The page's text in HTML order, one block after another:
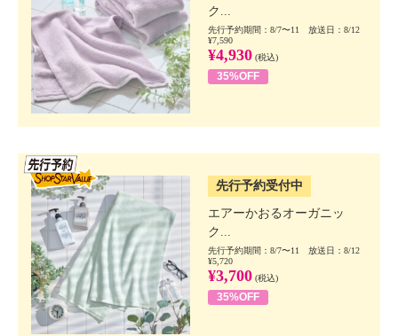
ク...
先行予約期間：8/7〜11 放送日：8/12
¥7,590
¥4,930 (税込)
35%OFF
先行予約受付中
エアーかおるオーガニッ
ク...
先行予約期間：8/7〜11 放送日：8/12
¥5,720
¥3,700 (税込)
35%OFF